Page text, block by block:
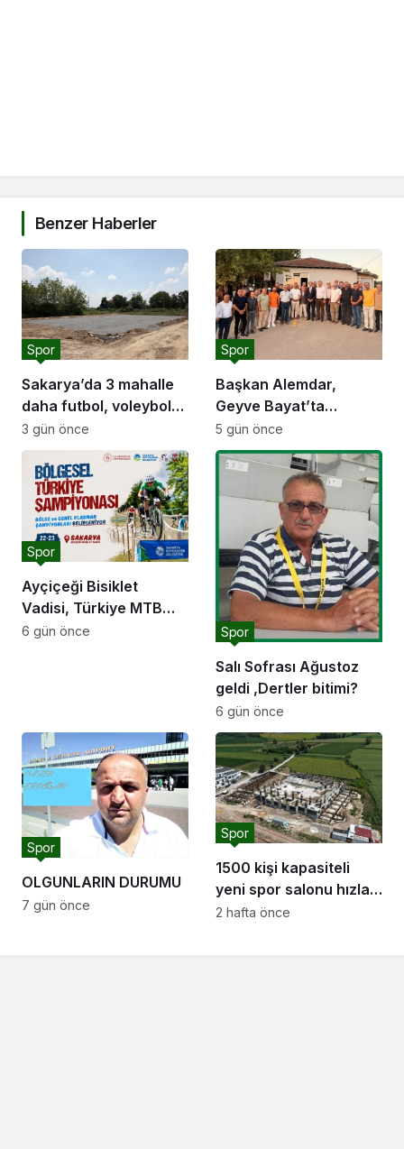
Benzer Haberler
Sakarya’da 3 mahalle
daha futbol, voleybol
ve basketbol sahasına
kavuşuyor
Spor
3 gün önce
Başkan Alemdar,
Geyve Bayat’ta
hemşehrileriyle
buluştu: “Gençlik ve
spor yatırımlarını
hayata geçirmeye
devam edeceğiz”
Spor
5 gün önce
Ayçiçeği Bisiklet
Vadisi, Türkiye MTB
Şampiyonası’na ev
Spor
6 gün önce
Salı Sofrası Ağustoz
geldi ,Dertler bitimi?
Spor
6 gün önce
OLGUNLARIN DURUMU
Spor
7 gün önce
1500 kişi kapasiteli
yeni spor salonu hızla
yükseliyor: “Salon
Spor
2 hafta önce